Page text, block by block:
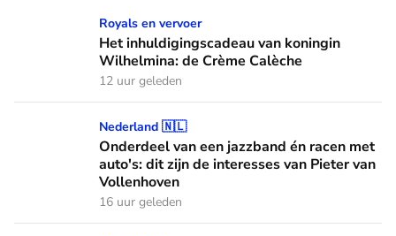
Het inhuldigingscadeau van koningin Wilhelmina: de
Royals en vervoer
Het inhuldigingscadeau van koningin
Wilhelmina: de Crème Calèche
12 uur geleden
Onderdeel van een jazzband én racen met auto's: dit zijn
Nederland 🇳🇱
Onderdeel van een jazzband én racen met
auto's: dit zijn de interesses van Pieter van
Vollenhoven
16 uur geleden